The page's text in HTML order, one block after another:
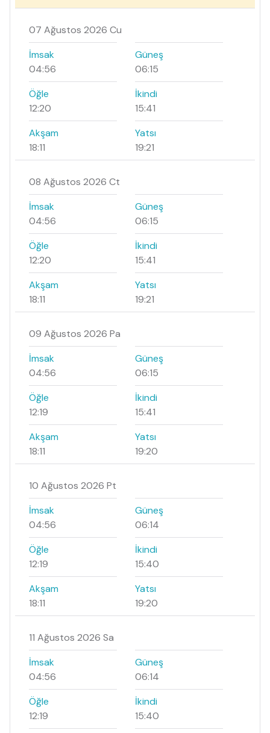
07 Ağustos 2026 Cu
İmsak
04:56
Güneş
06:15
Öğle
12:20
İkindi
15:41
Akşam
18:11
Yatsı
19:21
08 Ağustos 2026 Ct
İmsak
04:56
Güneş
06:15
Öğle
12:20
İkindi
15:41
Akşam
18:11
Yatsı
19:21
09 Ağustos 2026 Pa
İmsak
04:56
Güneş
06:15
Öğle
12:19
İkindi
15:41
Akşam
18:11
Yatsı
19:20
10 Ağustos 2026 Pt
İmsak
04:56
Güneş
06:14
Öğle
12:19
İkindi
15:40
Akşam
18:11
Yatsı
19:20
11 Ağustos 2026 Sa
İmsak
04:56
Güneş
06:14
Öğle
12:19
İkindi
15:40